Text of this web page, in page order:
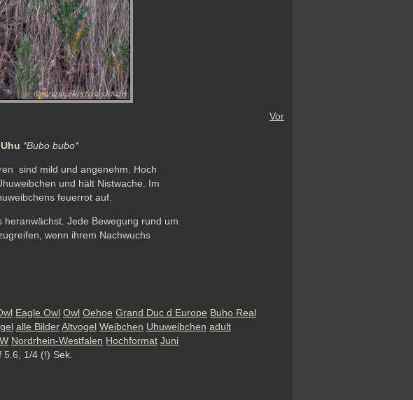
Vor
*Bubo bubo*
sind mild und angenehm. Hoch
und hält Nistwache. Im
feuerrot auf.
Jede Bewegung rund um
wenn ihrem Nachwuchs
Eagle Owl Owl Oehoe Grand Duc d Europe Buho Real
alle BilderAltvogel Weibchen Uhuweibchen adult
Nordrhein-Westfalen Hochformat Juni
1/4 (!) Sek.